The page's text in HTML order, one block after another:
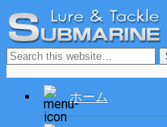
ホーム